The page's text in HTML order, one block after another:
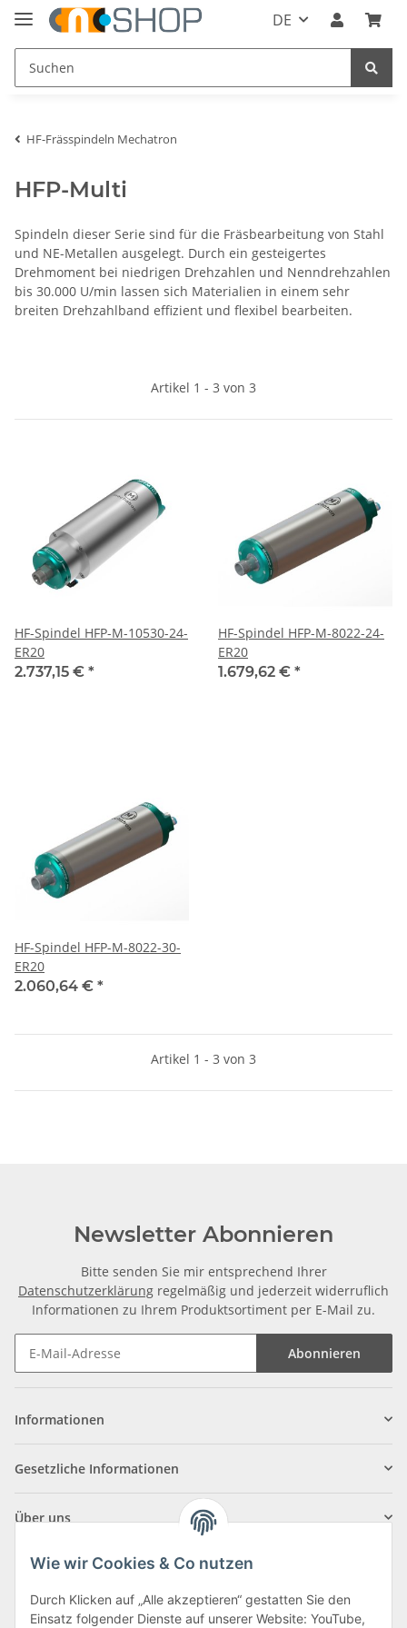
DE
HF-Frässpindeln Mechatron
HFP-Multi
Spindeln dieser Serie sind für die Fräsbearbeitung von Stahl
und NE-Metallen ausgelegt. Durch ein gesteigertes
Drehmoment bei niedrigen Drehzahlen und Nenndrehzahlen
bis 30.000 U/min lassen sich Materialien in einem sehr
breiten Drehzahlband effizient und flexibel bearbeiten.
Artikel 1 - 3 von 3
HF-Spindel HFP-M-10530-24-
ER20
2.737,15 € *
HF-Spindel HFP-M-8022-24-
ER20
1.679,62 € *
HF-Spindel HFP-M-8022-30-
ER20
2.060,64 € *
Artikel 1 - 3 von 3
Newsletter Abonnieren
Bitte senden Sie mir entsprechend Ihrer
Datenschutzerklärung regelmäßig und jederzeit widerruflich
Informationen zu Ihrem Produktsortiment per E-Mail zu.
Abonnieren
Informationen
Gesetzliche Informationen
Über uns
Wie wir Cookies & Co nutzen
Durch Klicken auf „Alle akzeptieren“ gestatten Sie den
Einsatz folgender Dienste auf unserer Website: YouTube,